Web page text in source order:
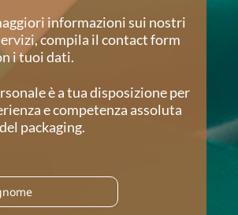
informazioni sui nostri
compila il contact form
i tuoi dati.
è a tua disposizione per
e competenza assoluta
packaging.